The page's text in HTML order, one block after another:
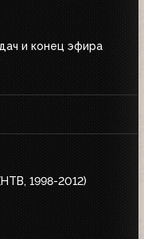
и конец эфира
1998-2012)